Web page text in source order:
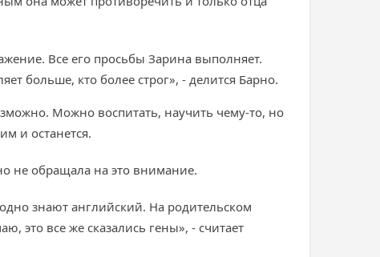
Все его просьбы Зарина выполняет.
больше, кто более строг», - делится Барно.
Можно воспитать, научить чему-то, но
и останется.
не обращала на это внимание.
знают английский. На родительском
это все же сказались гены», - считает